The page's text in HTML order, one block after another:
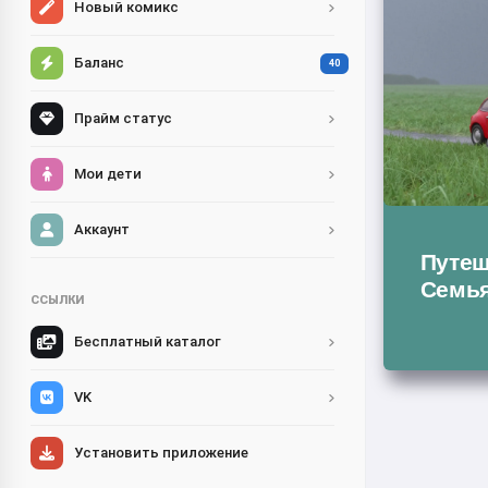
Новый комикс
Баланс 40
Прайм статус
Мои дети
Аккаунт
ССЫЛКИ
Бесплатный каталог
VK
Установить приложение